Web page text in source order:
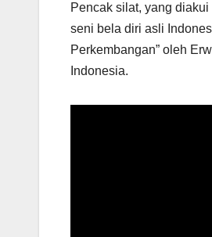
Pencak silat, yang
seni bela diri asli
Perkembangan” oleh
Indonesia.